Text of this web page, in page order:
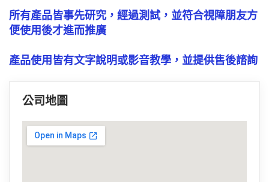
所有產品皆事先研究，經過測試，並符合視障朋友方
便使用後才進而推廣
產品使用皆有文字說明或影音教學，並提供售後諮詢
公司地圖